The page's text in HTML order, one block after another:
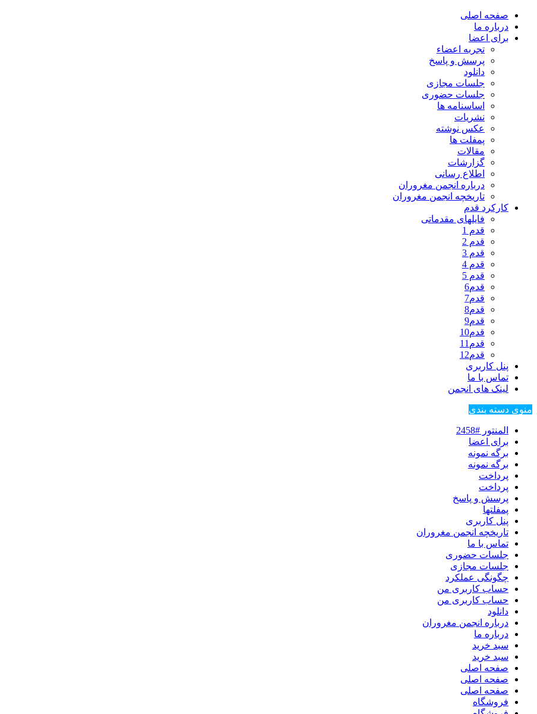
صفحه اصلی
درباره ما
برای اعضا
تجربه اعضاء
پرسش و پاسخ
دانلود
جلسات مجازی
جلسات حضوری
اساسنامه ها
نشریات
عکس نوشته
پمفلت ها
مقالات
گزارشات
اطلاع رسانی
درباره انجمن مغروران
تاریخچه انجمن مغروران
کارکرد قدم
فایلهای مقدماتی
قدم 1
قدم 2
قدم 3
قدم 4
قدم 5
قدم6
قدم7
قدم8
قدم9
قدم10
قدم11
قدم12
پنل کاربری
تماس با ما
لینک های انجمن
منوی دسته بندی
المنتور #2458
برای اعضا
برگه نمونه
برگه نمونه
پرداخت
پرداخت
پرسش و پاسخ
پمفلتها
پنل کاربری
تاریخچه انجمن مغروران
تماس با ما
جلسات حضوری
جلسات مجازی
چگونگی عملکرد
حساب کاربری من
حساب کاربری من
دانلود
درباره انجمن مغروران
درباره ما
سبد خرید
سبد خرید
صفحه اصلی
صفحه اصلی
صفحه اصلی
فروشگاه